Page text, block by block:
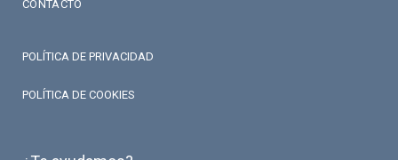
CONTACTO
POLÍTICA DE PRIVACIDAD
POLÍTICA DE COOKIES